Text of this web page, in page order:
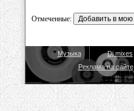
Отмеченные:
Музыка Dj mixes
Реклама на сайте